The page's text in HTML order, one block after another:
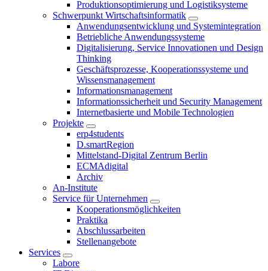
Produktionsoptimierung und Logistiksysteme
Schwerpunkt Wirtschaftsinformatik
Anwendungsentwicklung und Systemintegration
Betriebliche Anwendungssysteme
Digitalisierung, Service Innovationen und Design
Thinking
Geschäftsprozesse, Kooperationssysteme und
Wissensmanagement
Informationsmanagement
Informationssicherheit und Security Management
Internetbasierte und Mobile Technologien
Projekte
erp4students
D.smartRegion
Mittelstand-Digital Zentrum Berlin
ECMAdigital
Archiv
An-Institute
Service für Unternehmen
Kooperationsmöglichkeiten
Praktika
Abschlussarbeiten
Stellenangebote
Services
Labore